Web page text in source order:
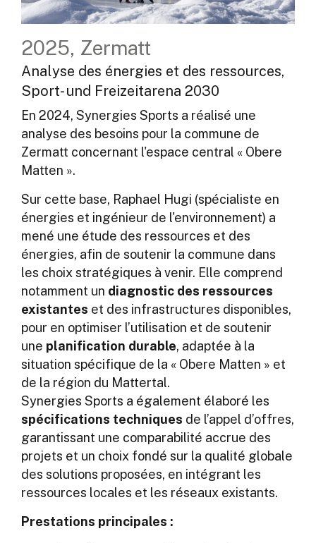
2025, Zermatt
Analyse des énergies et des ressources,
Sport- und Freizeitarena 2030
En 2024, Synergies Sports a réalisé une
analyse des besoins pour la commune de
Zermatt concernant l'espace central « Obere
Matten ».
Sur cette base, Raphael Hugi (spécialiste en
énergies et ingénieur de l'environnement) a
mené une étude des ressources et des
énergies, afin de soutenir la commune dans
les choix stratégiques à venir. Elle comprend
notamment un diagnostic des ressources
existantes et des infrastructures disponibles,
pour en optimiser l’utilisation et de soutenir
une planification durable, adaptée à la
situation spécifique de la « Obere Matten » et
de la région du Mattertal.
Synergies Sports a également élaboré les
spécifications techniques de l’appel d’offres,
garantissant une comparabilité accrue des
projets et un choix fondé sur la qualité globale
des solutions proposées, en intégrant les
ressources locales et les réseaux existants.
Prestations principales :